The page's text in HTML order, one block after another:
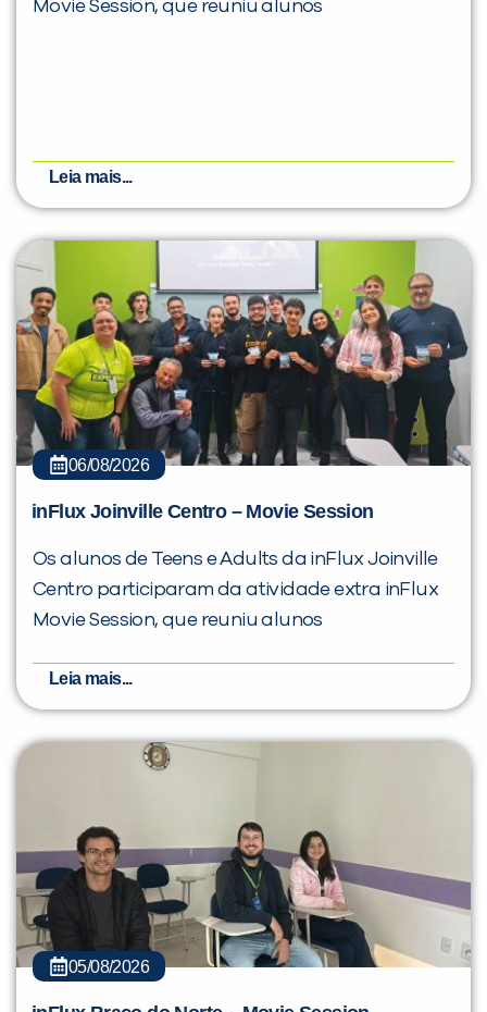
Movie Session, que reuniu alunos
Leia mais...
06/08/2026
inFlux Joinville Centro – Movie Session
Os alunos de Teens e Adults da inFlux Joinville
Centro participaram da atividade extra inFlux
Movie Session, que reuniu alunos
Leia mais...
05/08/2026